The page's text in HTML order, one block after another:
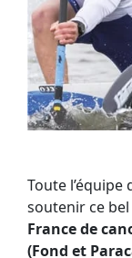
Toute
soutenir ce
France de
(Fond et